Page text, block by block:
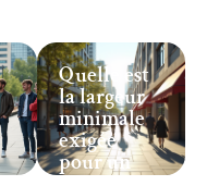
Quelle est
la largeur
minimale
exigée
pour un